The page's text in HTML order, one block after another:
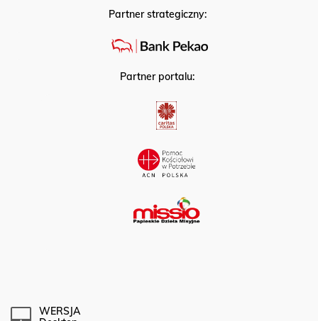
Partner strategiczny:
Partner portalu:
WERSJA